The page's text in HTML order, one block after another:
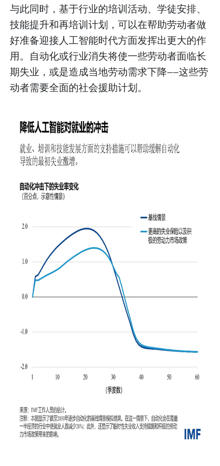
与此同时，基于行业的培训活动、学徒安排、
技能提升和再培训计划，可以在帮助劳动者做
好准备迎接人工智能时代方面发挥出更大的作
用。自动化或行业消失将使一些劳动者面临长
期失业，或是造成当地劳动需求下降——这些劳
动者需要全面的社会援助计划。